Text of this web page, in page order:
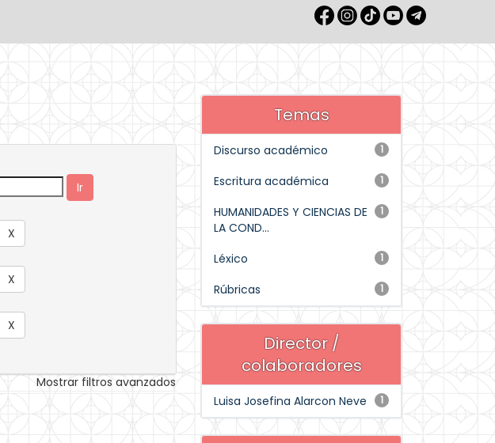
Mostrar filtros avanzados
Temas
1
Discurso académico
1
Escritura académica
1
HUMANIDADES Y CIENCIAS DE
LA COND...
1
Léxico
1
Rúbricas
Director /
colaboradores
1
Luisa Josefina Alarcon Neve